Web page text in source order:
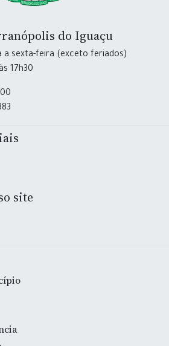
do Iguaçu
a sexta-feira (exceto feriados)
17h30
site